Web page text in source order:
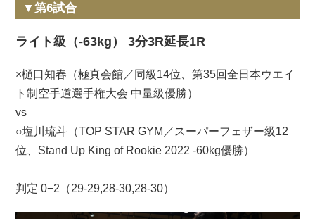
▼第6試合
ライト級（-63kg） 3分3R延長1R
×樋口知春（極真会館／同級14位、第35回全日本ウエイ
ト制空手道選手権大会 中量級優勝）
vs
○塩川琉斗（TOP STAR GYM／スーパーフェザー級12
位、Stand Up King of Rookie 2022 -60kg優勝）
判定 0−2（29-29,28-30,28-30）